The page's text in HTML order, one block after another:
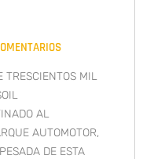
TRESCIENTOS MIL
AL
AUTOMOTOR,
DE ESTA